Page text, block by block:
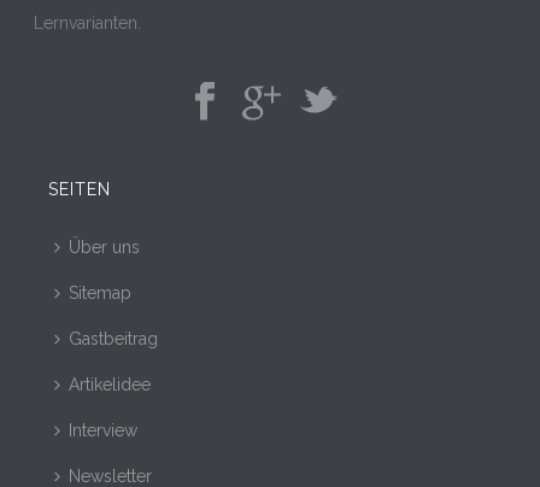
Lernvarianten.
SEITEN
Über uns
Sitemap
Gastbeitrag
Artikelidee
Interview
Newsletter